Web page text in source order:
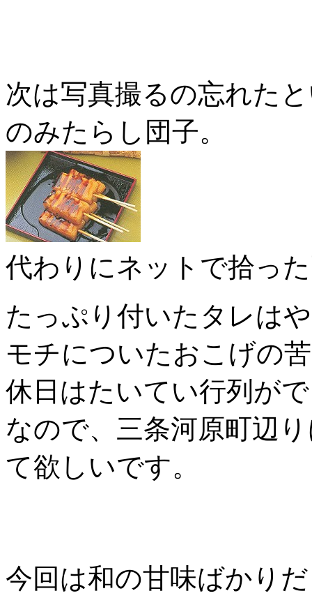
次は写真撮るの忘れた
のみたらし団子。
代わりにネットで拾っ
たっぷり付いたタレは
モチについたおこげの
休日はたいてい行列が
なので、三条河原町辺
て欲しいです。
今回は和の甘味ばかり